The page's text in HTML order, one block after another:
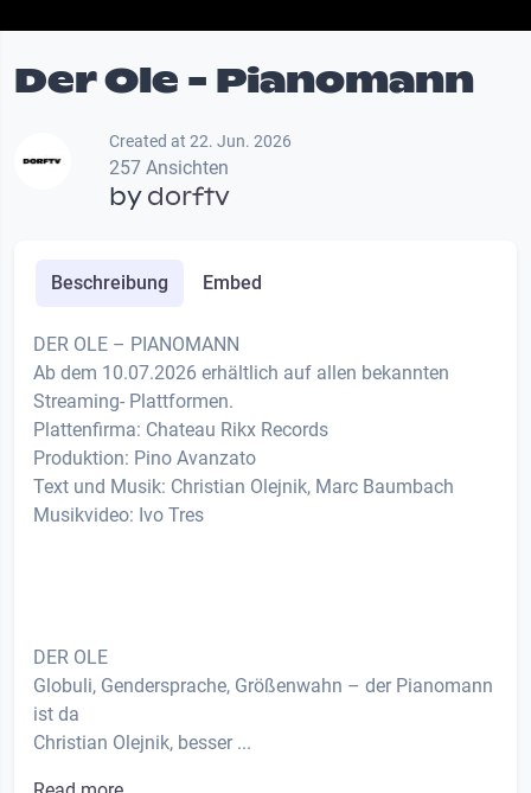
Der Ole - Pianomann
Created at 22. Jun. 2026
257 Ansichten
bydorftv
Beschreibung Embed
DER OLE – PIANOMANN
Ab dem 10.07.2026 erhältlich auf allen bekannten
Streaming- Plattformen.
Plattenfirma: Chateau Rikx Records
Produktion: Pino Avanzato
Text und Musik: Christian Olejnik, Marc Baumbach
Musikvideo: Ivo Tres
DER OLE
Globuli, Gendersprache, Größenwahn – der Pianomann
ist da
Christian Olejnik, besser ...